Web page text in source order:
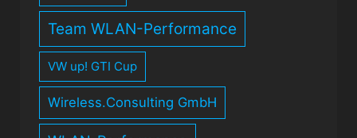
Team WLAN-Performance
VW up! GTI Cup
Wireless.Consulting GmbH